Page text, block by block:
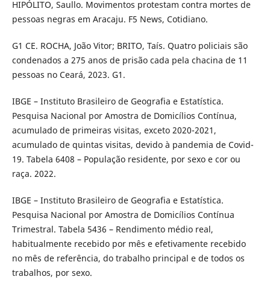
HIPÓLITO, Saullo. Movimentos protestam contra mortes de
pessoas negras em Aracaju. F5 News, Cotidiano.
G1 CE. ROCHA, João Vitor; BRITO, Taís. Quatro policiais são
condenados a 275 anos de prisão cada pela chacina de 11
pessoas no Ceará, 2023. G1.
IBGE – Instituto Brasileiro de Geografia e Estatística.
Pesquisa Nacional por Amostra de Domicílios Contínua,
acumulado de primeiras visitas, exceto 2020-2021,
acumulado de quintas visitas, devido à pandemia de Covid-
19. Tabela 6408 – População residente, por sexo e cor ou
raça. 2022.
IBGE – Instituto Brasileiro de Geografia e Estatística.
Pesquisa Nacional por Amostra de Domicílios Contínua
Trimestral. Tabela 5436 – Rendimento médio real,
habitualmente recebido por mês e efetivamente recebido
no mês de referência, do trabalho principal e de todos os
trabalhos, por sexo.